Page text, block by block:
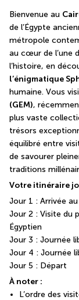
Bienvenue au
de l’Égypte
métropole
au cœur de l’une
l’histoire, en
l’énigmatique
humaine. Vous
(GEM),
plus vaste
trésors
équilibré entre
de savourer
traditions
Votre itinéraire
Jour 1 : Arrivée
Jour 2 : Visite du
Égyptien
Jour 3 : Journée
Jour 4 : Journée
Jour 5 : Départ
À noter :
L’ordre des